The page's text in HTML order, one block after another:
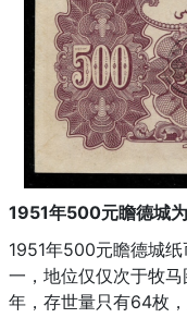
1951年500元瞻德城
1951年500元瞻德城
一，地位仅仅次于牧马
年，存世量只有64枚